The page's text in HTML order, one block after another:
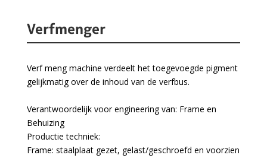
Verfmenger
Verf meng machine verdeelt het toegevoegde pigment
gelijkmatig over de inhoud van de verfbus.
Verantwoordelijk voor engineering van: Frame en
Behuizing
Productie techniek:
Frame: staalplaat gezet, gelast/geschroefd en voorzien